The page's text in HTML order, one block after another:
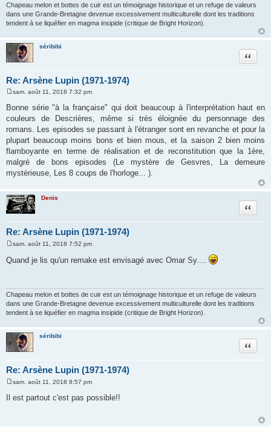
Chapeau melon et bottes de cuir est un témoignage historique et un refuge de valeurs
dans une Grande-Bretagne devenue excessivement multiculturelle dont les traditions
tendent à se liquéfier en magma insipide (critique de Bright Horizon).
séribibi
Re: Arsène Lupin (1971-1974)
Citation
e
s
s
a
g
e
sam. août 11, 2018 7:32 pm
Bonne série "à la française" qui doit beaucoup à l'interprétation haut en
couleurs de Descrières, même si très éloignée du personnage des
romans. Les episodes se passant à l'étranger sont en revanche et pour la
plupart beaucoup moins bons et bien mous, et la saison 2 bien moins
flamboyante en terme de réalisation et de reconstitution que la 1ère,
malgré de bons episodes (Le mystère de Gesvres, La demeure
mystérieuse, Les 8 coups de l'horloge... ).
Denis
Re: Arsène Lupin (1971-1974)
Citation
s
e
sam. août 11, 2018 7:52 pm
Quand je lis qu'un remake est envisagé avec Omar Sy....
Chapeau melon et bottes de cuir est un témoignage historique et un refuge de valeurs
dans une Grande-Bretagne devenue excessivement multiculturelle dont les traditions
tendent à se liquéfier en magma insipide (critique de Bright Horizon).
séribibi
Re: Arsène Lupin (1971-1974)
Citation
s
sam. août 11, 2018 8:57 pm
Il est partout c'est pas possible!!